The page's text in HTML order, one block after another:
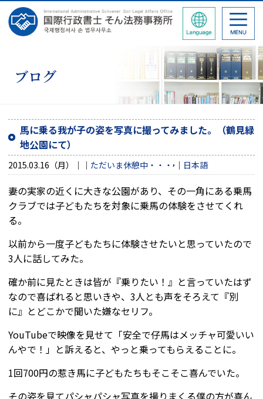
ブログ
馬に乗る我が子の姿を写真に撮ってみました。（鶴見緑
地公園にて）
2015.03.16（月） ただいま休憩中・・・ , 日本語
妻の実家の近くに大きな公園があり、その一角にある乗馬
クラブでは子どもたちを対象に乗馬の体験をさせてくれ
る。
以前から一度子どもたちに体験させたいと思っていたので
3人に話してみた。
確か前に見たときは皆が『乗りたい！』と言っていたはず
なので喜ばれると思いきや、3人とも声をそろえて『別
に』とどこかで聞いた嫌なセリフ。
YouTubeで映像を見せて「安全で仔馬はメッチャ可愛いい
んやで！」と訴えると、やっと乗ってもらえることに。
1回700円の惹き馬に子どもたちもそこそこ喜んでいた。
その姿を見てパシャパシャ写真を撮りまくる僕の方が喜ん